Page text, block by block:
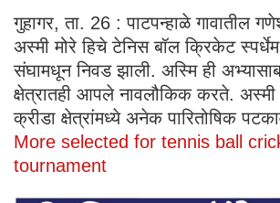
गुहागर, ता. 26 : पाटपन्हाळे गावातील
अस्मी मोरे हिचे टेनिस बॉल क्रिकेट
संघामधून निवड झाली. अस्मि ही
क्षेत्रातही आपले नावलौकिक करते.
क्रीडा क्षेत्रांमध्ये अनेक पारितोषिक
More selected for tennis ball
tournament